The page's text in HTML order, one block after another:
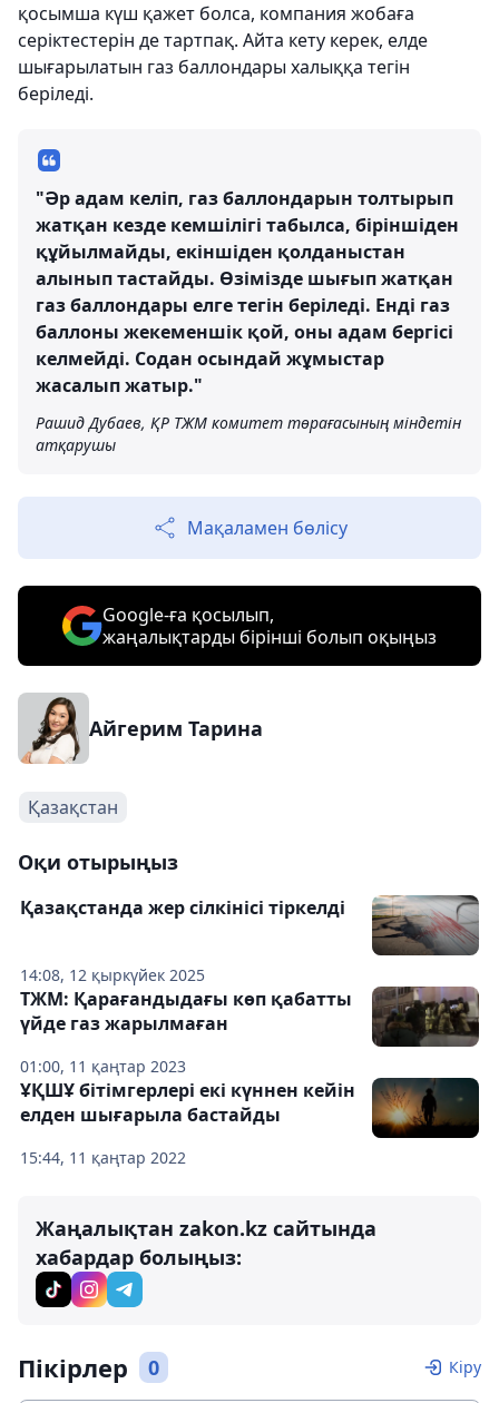
қосымша күш қажет болса, компания жобаға
серіктестерін де тартпақ. Айта кету керек, елде
шығарылатын газ баллондары халыққа тегін
беріледі.
"Әр адам келіп, газ баллондарын толтырып
жатқан кезде кемшілігі табылса, біріншіден
құйылмайды, екіншіден қолданыстан
алынып тастайды. Өзімізде шығып жатқан
газ баллондары елге тегін беріледі. Енді газ
баллоны жекеменшік қой, оны адам бергісі
келмейді. Содан осындай жұмыстар
жасалып жатыр."
Рашид Дубаев, ҚР ТЖМ комитет төрағасының міндетін
атқарушы
Мақаламен бөлісу
Google-ға қосылып,
жаңалықтарды бірінші болып оқыңыз
Айгерим Тарина
Қазақстан
Оқи отырыңыз
14:08, 12 қыркүйек 2025
Қазақстанда жер сілкінісі тіркелді
01:00, 11 қаңтар 2023
ТЖМ: Қарағандыдағы көп қабатты
үйде газ жарылмаған
15:44, 11 қаңтар 2022
ҰҚШҰ бітімгерлері екі күннен кейін
елден шығарыла бастайды
Жаңалықтан zakon.kz сайтында
хабардар болыңыз:
Пікірлер 0 Кіру